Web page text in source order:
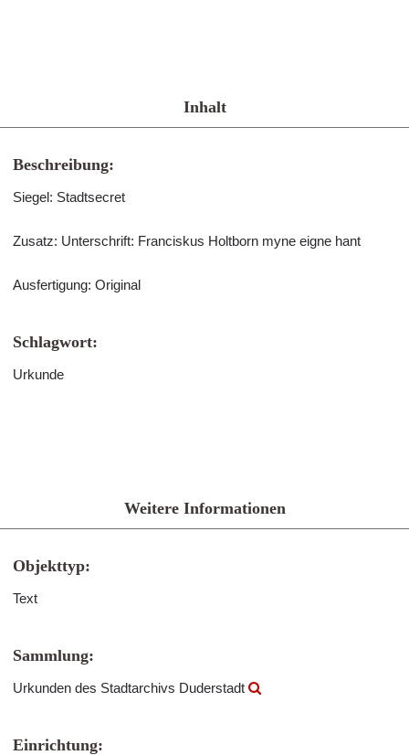
Inhalt
Beschreibung:
Siegel: Stadtsecret
Zusatz: Unterschrift: Franciskus Holtborn myne eigne hant
Ausfertigung: Original
Schlagwort:
Urkunde
Weitere Informationen
Objekttyp:
Text
Sammlung:
Urkunden des Stadtarchivs Duderstadt
Einrichtung: